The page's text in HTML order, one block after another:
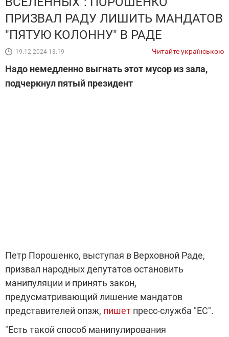
ПРИЗВАЛ РАДУ ЛИШИТЬ МАНДАТОВ
"ПЯТУЮ КОЛОННУ" В РАДЕ
19.12.2024 13:19 Читайте українською
Надо немедленно выгнать этот мусор из зала,
подчеркнул пятый президент
Петр Порошенко, выступая в Верховной Раде,
призвал народных депутатов остановить
манипуляции и принять закон,
предусматривающий лишение мандатов
представителей опзж, пишет пресс-служба "ЕС".
"Есть такой способ манипулирования